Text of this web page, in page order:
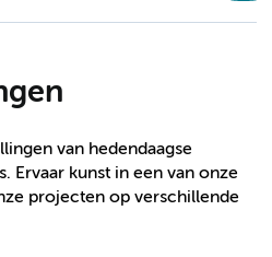
van hedendaagse
Ervaar kunst in een van onze
projecten op verschillende